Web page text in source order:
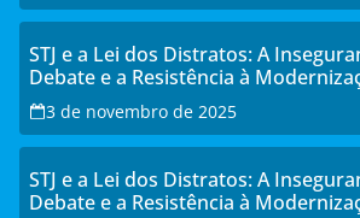
STJ e a Lei dos Distratos: A
Debate e a Resistência à
3 de novembro de 2025
STJ e a Lei dos Distratos: A
Debate e a Resistência à